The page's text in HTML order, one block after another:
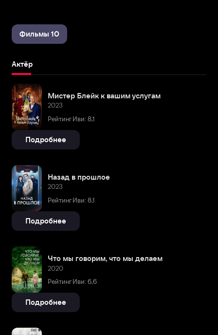
Фильмы 10
Актёр
Мистер Блейк к вашим услугам
2023
Рейтинг Иви: 8,1
Подробнее
Назад в прошлое
2023
Рейтинг Иви: 8,1
Подробнее
Что мы говорим, что мы делаем
2020
Рейтинг Иви: 6,6
Подробнее